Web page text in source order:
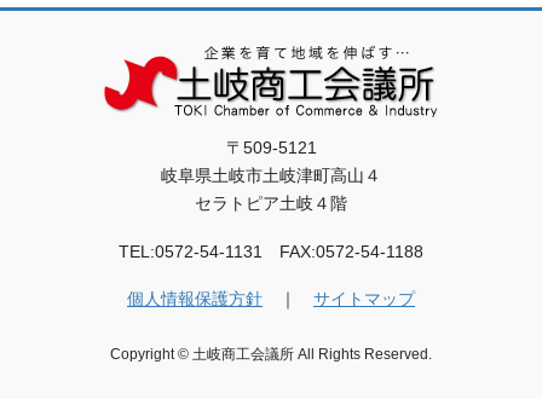
〒509-5121
岐阜県土岐市土岐津町高山４
セラトピア土岐４階
TEL:0572-54-1131 FAX:0572-54-1188
個人情報保護方針 ｜ サイトマップ
Copyright © 土岐商工会議所 All Rights Reserved.